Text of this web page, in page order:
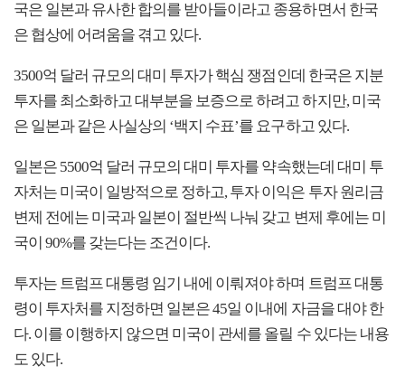
국은 일본과 유사한 합의를 받아들이라고 종용하면서 한국
은 협상에 어려움을 겪고 있다.
3500억 달러 규모의 대미 투자가 핵심 쟁점인데 한국은 지분
투자를 최소화하고 대부분을 보증으로 하려고 하지만, 미국
은 일본과 같은 사실상의 ‘백지 수표’를 요구하고 있다.
일본은 5500억 달러 규모의 대미 투자를 약속했는데 대미 투
자처는 미국이 일방적으로 정하고, 투자 이익은 투자 원리금
변제 전에는 미국과 일본이 절반씩 나눠 갖고 변제 후에는 미
국이 90%를 갖는다는 조건이다.
투자는 트럼프 대통령 임기 내에 이뤄져야 하며 트럼프 대통
령이 투자처를 지정하면 일본은 45일 이내에 자금을 대야 한
다. 이를 이행하지 않으면 미국이 관세를 올릴 수 있다는 내용
도 있다.